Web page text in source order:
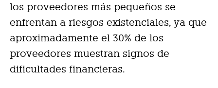
los proveedores más pequeños se
enfrentan a riesgos existenciales, ya que
aproximadamente el 30% de los
proveedores muestran signos de
dificultades financieras.